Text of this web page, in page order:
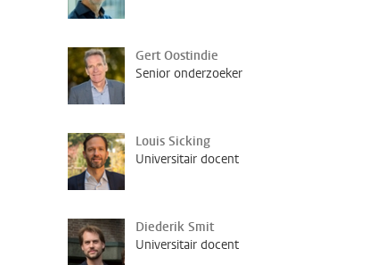
Gert Oostindie
Senior onderzoeker
Louis Sicking
Universitair docent
Diederik Smit
Universitair docent